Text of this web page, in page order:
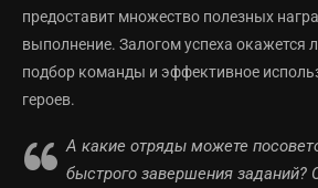
предоставит множество полезных
выполнение. Залогом успеха окажется
подбор команды и эффективное
героев.
А какие отряды можете
быстрого завершения заданий?